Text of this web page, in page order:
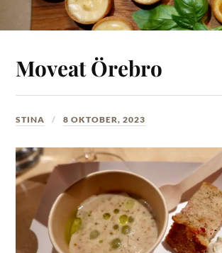
Moveat Örebro
STINA 8 OKTOBER, 2023